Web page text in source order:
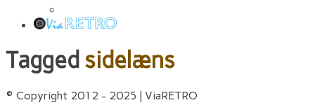
Tagged sidelæns
© Copyright 2012 - 2025 | ViaRETRO